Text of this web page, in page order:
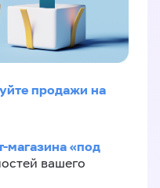
продажи на
магазина «под
вашего